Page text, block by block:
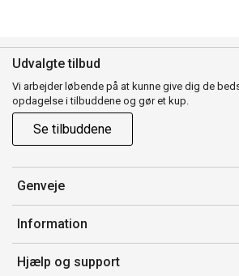
Udvalgte tilbud
Vi arbejder løbende på at kunne give dig de
opdagelse i tilbuddene og gør et kup.
Se tilbuddene
Genveje
Min side
Ordrehistorik
Gavekort
Information
Salgsbetingelser
Hjælp og support